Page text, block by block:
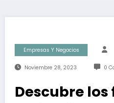
Empresas Y Negocios
Noviembre 28, 2023 0
Descubre